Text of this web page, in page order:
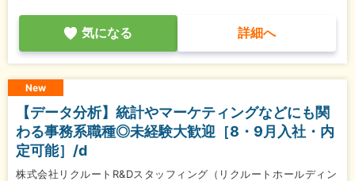
気になる 詳細へ
New
【データ分析】統計やマーケティングなどにも関
わる事務系職種◎未経験大歓迎［8・9月入社・内
定可能］/d
株式会社リクルートR&Dスタッフィング（リクルートホールディン